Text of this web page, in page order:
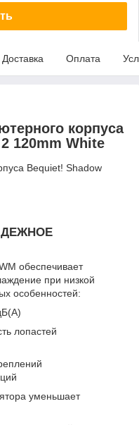
Доставка Оплата
корпуса
120mm White
Bequiet! Shadow
обеспечивает
при низкой
особенностей:
лопастей
уменьшает